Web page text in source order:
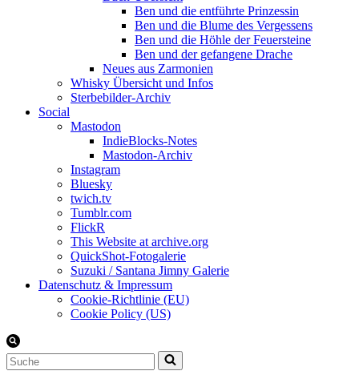
Ben und die entführte Prinzessin
Ben und die Blume des Vergessens
Ben und die Höhle der Feuersteine
Ben und der gefangene Drache
Neues aus Zarmonien
Whisky Übersicht und Infos
Sterbebilder-Archiv
Social
Mastodon
IndieBlocks-Notes
Mastodon-Archiv
Instagram
Bluesky
twich.tv
Tumblr.com
FlickR
This Website at archive.org
QuickShot-Fotogalerie
Suzuki / Santana Jimny Galerie
Datenschutz & Impressum
Cookie-Richtlinie (EU)
Cookie Policy (US)
Suchen
nach …